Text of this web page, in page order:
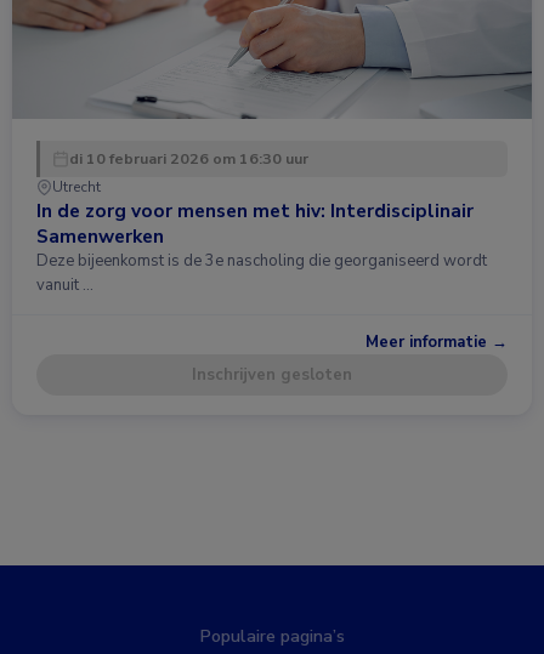
di 10 februari 2026 om 16:30 uur
Utrecht
In de zorg voor mensen met hiv: Interdisciplinair
Samenwerken
Deze bijeenkomst is de 3e nascholing die georganiseerd wordt
vanuit …
Meer informatie →
Inschrijven gesloten
Populaire pagina’s